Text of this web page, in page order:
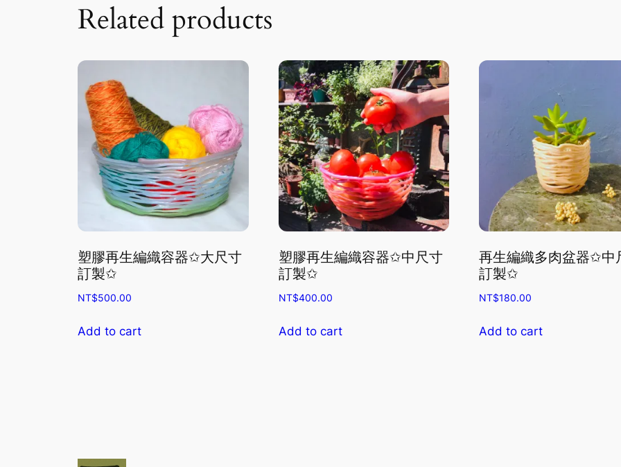
Related products
塑膠再生編織容器✩大尺寸
訂製✩
NT$500.00
Add to cart
塑膠再生編織容器✩中尺寸
訂製✩
NT$400.00
Add to cart
再生編織多肉盆器✩中
訂製✩
NT$180.00
Add to cart